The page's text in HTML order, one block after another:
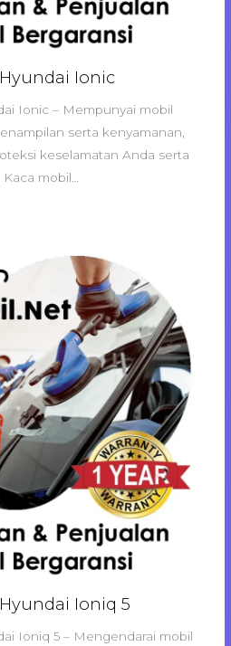
Ionic
Ionic – Mempunyai mobil
serta kenyamanan,
keselamatan Anda serta
mobil…
Ioniq 5
Ioniq 5 – Mengendarai mobil